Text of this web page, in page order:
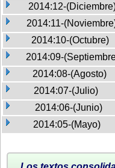
2014:12-
2014:11-
2014:10-(Octubre)
2014:09-
2014:08-(Agosto)
2014:07-(Julio)
2014:06-(Junio)
2014:05-(Mayo)